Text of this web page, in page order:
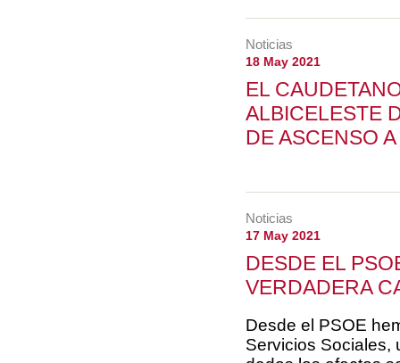
Noticias
18 May 2021
EL
ALBICELESTE
DE ASCENSO
Noticias
17 May 2021
DESDE EL
VERDADERA
Desde el PSOE
Servicios Sociales,